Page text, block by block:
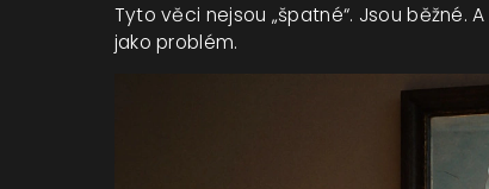
Tyto věci nejsou „špatné“. Jsou běžné.
jako problém.